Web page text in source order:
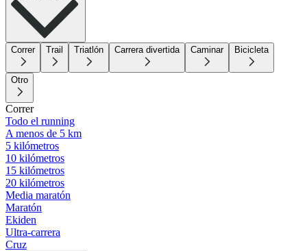
Correr Trail Triatlón Carrera divertida Caminar Bicicleta
Otro
Correr
Todo el running
A menos de 5 km
5 kilómetros
10 kilómetros
15 kilómetros
20 kilómetros
Media maratón
Maratón
Ekiden
Ultra-carrera
Cruz